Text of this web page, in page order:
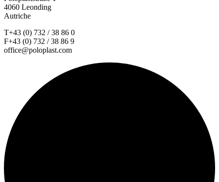
4060 Leonding
Autriche
T+43 (0) 732 / 38 86 0
F+43 (0) 732 / 38 86 9
office@poloplast.com